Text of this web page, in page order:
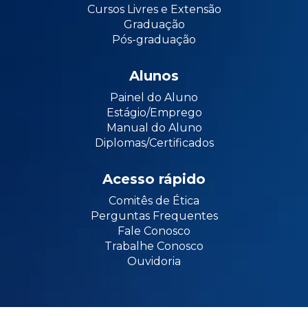
Cursos Livres e Extensão
Graduação
Pós-graduação
Alunos
Painel do Aluno
Estágio/Emprego
Manual do Aluno
Diplomas/Certificados
Acesso rápido
Comitês de Ética
Perguntas Frequentes
Fale Conosco
Trabalhe Conosco
Ouvidoria